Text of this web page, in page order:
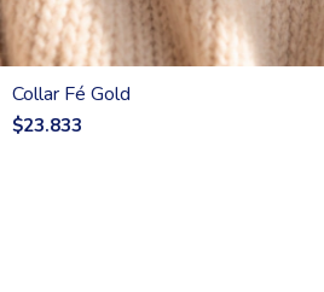
Collar Fé Gold
$23.833